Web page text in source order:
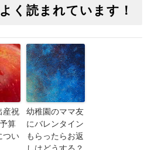
く読まれています！
産祝
算
つい
幼稚園のママ友
にバレンタイン
もらったらお返
しはどうする？